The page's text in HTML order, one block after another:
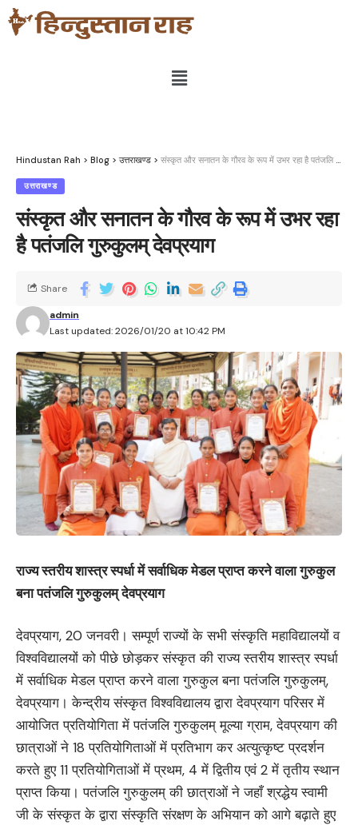
Hindustan Rah > Blog > उत्तराखण्ड > संस्कृत और सनातन के गौरव के रूप में उभर रहा है पतंजलि गुरुकुलम् देवप्रयाग
उत्तराखण्ड
संस्कृत और सनातन के गौरव के रूप में उभर रहा
है पतंजलि गुरुकुलम् देवप्रयाग
Last updated: 2026/01/20 at 10:42 PM
admin
Share
राज्य स्तरीय शास्त्र स्पर्धा में सर्वाधिक मेडल प्राप्त करने वाला गुरुकुल
बना पतंजलि गुरुकुलम् देवप्रयाग
देवप्रयाग, 20 जनवरी। सम्पूर्ण राज्यों के सभी संस्कृति महाविद्यालयों व
विश्वविद्यालयों को पीछे छोड़कर संस्कृत की राज्य स्तरीय शास्त्र स्पर्धा
में सर्वाधिक मेडल प्राप्त करने वाला गुरुकुल बना पतंजलि गुरुकुलम्,
देवप्रयाग। केन्द्रीय संस्कृत विश्वविद्यालय द्वारा देवप्रयाग परिसर में
आयोजित प्रतियोगिता में पतंजलि गुरुकुलम् मूल्या ग्राम, देवप्रयाग की
छात्राओं ने 18 प्रतियोगिताओं में प्रतिभाग कर अत्युत्कृष्ट प्रदर्शन
करते हुए 11 प्रतियोगिताओं में प्रथम, 4 में द्वितीय एवं 2 में तृतीय स्थान
प्राप्त किया। पतंजलि गुरुकुलम् की छात्राओं ने जहाँ श्रद्धेय स्वामी
जी के संस्कृत के द्वारा संस्कृति संरक्षण के अभियान को आगे बढ़ाते हुए